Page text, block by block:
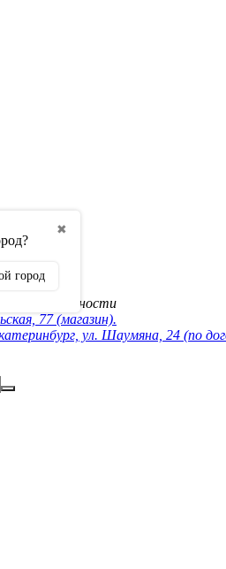
✖
город
договорённости
77 (магазин).
ул. Шаумяна, 24 (по